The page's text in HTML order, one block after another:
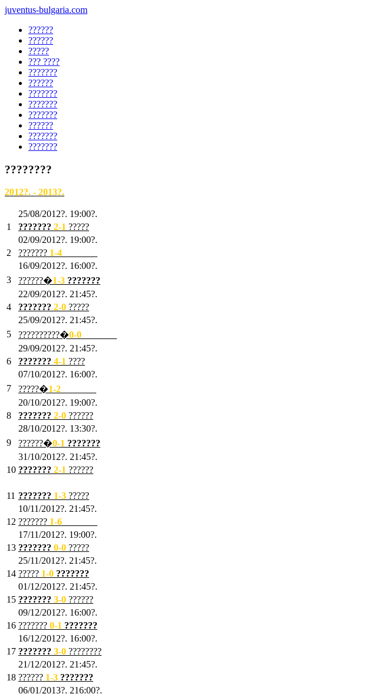
juventus-bulgaria.com
??????
??????
?????
??? ????
???????
??????
???????
???????
???????
??????
???????
???????
????????
2012?. - 2013?.
25/08/2012?. 19:00?.
1
??????? 2-1 ?????
02/09/2012?. 19:00?.
2
??????? 1-4
16/09/2012?. 16:00?.
3
??????�1-3 ???????
22/09/2012?. 21:45?.
4
??????? 2-0 ?????
25/09/2012?. 21:45?.
5
??????????�0-0
29/09/2012?. 21:45?.
6
??????? 4-1 ????
07/10/2012?. 16:00?.
7
?????�1-2
20/10/2012?. 19:00?.
8
??????? 2-0 ??????
28/10/2012?. 13:30?.
9
??????�0-1 ???????
31/10/2012?. 21:45?.
10 ??????? 2-1 ??????
11 ??????? 1-3 ?????
10/11/2012?. 21:45?.
12 ??????? 1-6
17/11/2012?. 19:00?.
13 ??????? 0-0 ?????
25/11/2012?. 21:45?.
14 ????? 1-0 ???????
01/12/2012?. 21:45?.
15 ??????? 3-0 ??????
09/12/2012?. 16:00?.
16 ??????? 0-1 ???????
16/12/2012?. 16:00?.
17 ??????? 3-0 ????????
21/12/2012?. 21:45?.
18 ?????? 1-3 ???????
06/01/2013?. 216:00?.